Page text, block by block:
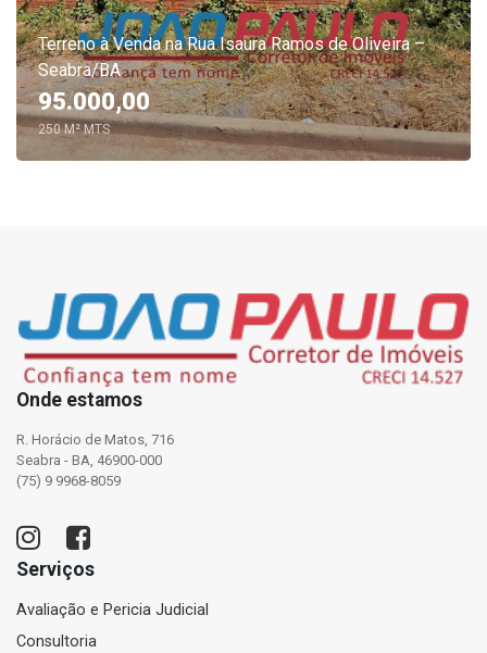
Terreno à Venda na Rua Isaura Ramos de Oliveira –
Seabra/BA
95.000,00
250 M² MTS
Onde estamos
R. Horácio de Matos, 716
Seabra - BA, 46900-000
(75) 9 9968-8059
Serviços
Avaliação e Pericia Judicial
Consultoria